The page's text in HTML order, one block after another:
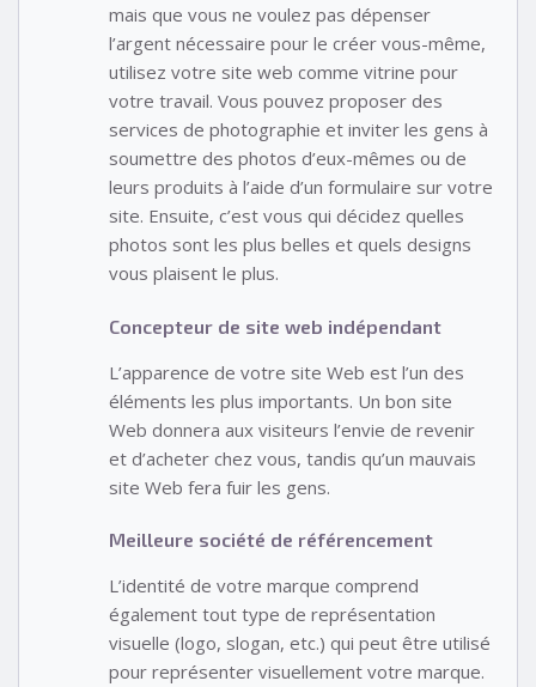
mais que vous ne voulez pas dépenser
l’argent nécessaire pour le créer vous-même,
utilisez votre site web comme vitrine pour
votre travail. Vous pouvez proposer des
services de photographie et inviter les gens à
soumettre des photos d’eux-mêmes ou de
leurs produits à l’aide d’un formulaire sur votre
site. Ensuite, c’est vous qui décidez quelles
photos sont les plus belles et quels designs
vous plaisent le plus.
Concepteur de site web indépendant
L’apparence de votre site Web est l’un des
éléments les plus importants. Un bon site
Web donnera aux visiteurs l’envie de revenir
et d’acheter chez vous, tandis qu’un mauvais
site Web fera fuir les gens.
Meilleure société de référencement
L’identité de votre marque comprend
également tout type de représentation
visuelle (logo, slogan, etc.) qui peut être utilisé
pour représenter visuellement votre marque.